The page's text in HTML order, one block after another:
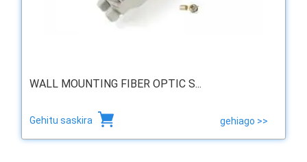
WALL MOUNTING FIBER OPTIC S...
Gehitu saskira gehiago >>